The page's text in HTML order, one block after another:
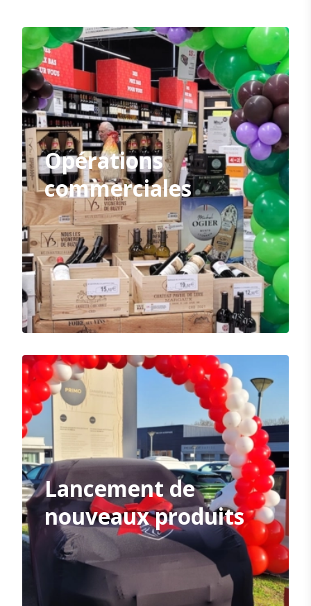
Opérations
commerciales
Lancement de
nouveaux produits